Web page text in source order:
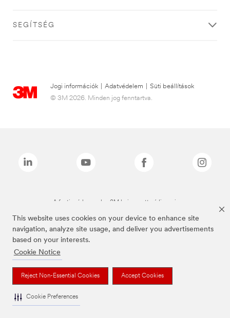
This website uses cookies on your device to enhance site
navigation, analyze site usage, and deliver you advertisements
based on your interests.
Cookie Notice
Reject Non-Essential Cookies Accept Cookies
Cookie Preferences
SEGÍTSÉG
Jogi információk Adatvédelem
Süti beállítások
© 3M 2026. Minden jog fenntartva.
A fenti márkanevek a 3M bejegyzett védjegyei.